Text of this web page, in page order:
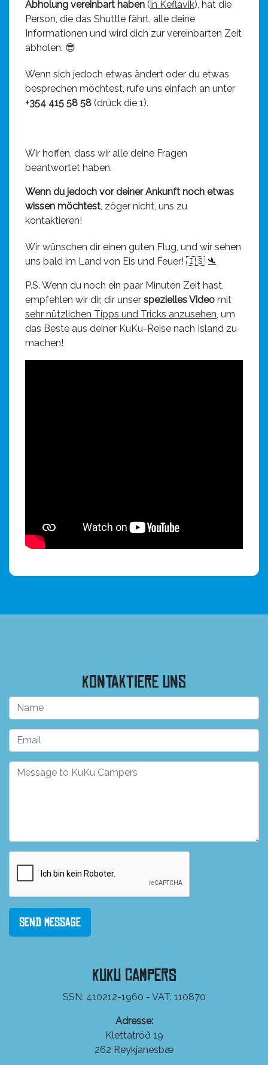
Abholung vereinbart haben (in Keflavik), hat die
Person, die das Shuttle fährt, alle deine
Informationen und wird dich zur vereinbarten Zeit
abholen. 😎
Wenn sich jedoch etwas ändert oder du etwas
besprechen möchtest, rufe uns einfach an unter
+354 415 58 58 (drück die 1).
Wir hoffen, dass wir alle deine Fragen
beantwortet haben.
Wenn du jedoch vor deiner Ankunft noch etwas
wissen möchtest , zöger nicht, uns zu
kontaktieren!
Wir wünschen dir einen guten Flug, und wir sehen
uns bald im Land von Eis und Feuer! 🇮🇸 🛬
P.S. Wenn du noch ein paar Minuten Zeit hast,
empfehlen wir dir, dir unser spezielles Video mit
sehr nützlichen Tipps und Tricks anzusehen , um
das Beste aus deiner KuKu-Reise nach Island zu
machen!
Kontaktiere uns
Send Message
KuKu Campers
SSN: 410212-1960 - VAT: 110870
Adresse:
Klettatröð 19
262 Reykjanesbæ